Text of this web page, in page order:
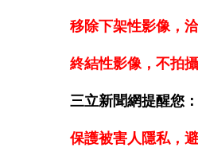
移除下架性影像，
終結性影像，不拍
三立新聞網提醒您：
保護被害人隱私，